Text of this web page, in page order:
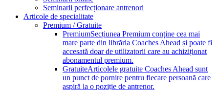
Seminarii perfecționare antrenori
Articole de specialitate
Premium / Gratuite
PremiumSecțiunea Premium conține cea mai
mare parte din librăria Coaches Ahead și poate fi
accesată doar de utilizatorii care au achiziționat
abonamentul premium.
GratuiteArticolele gratuite Coaches Ahead sunt
un punct de pornire pentru fiecare persoană care
aspiră la o poziție de antrenor.